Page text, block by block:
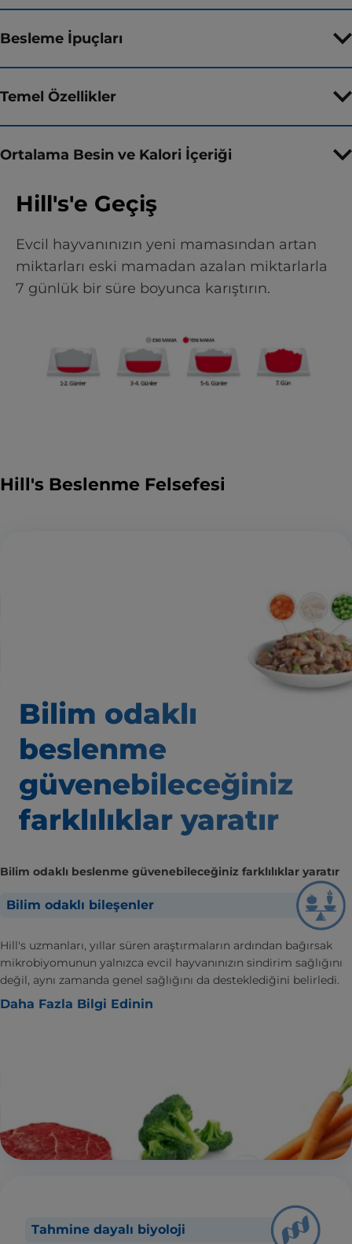
Besleme İpuçları
Temel Özellikler
Ortalama Besin ve Kalori İçeriği
Hill's'e Geçiş
Evcil hayvanınızın yeni mamasından artan
miktarları eski mamadan azalan miktarlarla
7 günlük bir süre boyunca karıştırın.
Hill's Beslenme Felsefesi
Bilim odaklı
beslenme
güvenebileceğiniz
farklılıklar yaratır
Bilim odaklı beslenme güvenebileceğiniz farklılıklar yaratır
Bilim odaklı bileşenler
Hill's uzmanları, yıllar süren araştırmaların ardından bağırsak
mikrobiyomunun yalnızca evcil hayvanınızın sindirim sağlığını
değil, aynı zamanda genel sağlığını da desteklediğini belirledi.
Daha Fazla Bilgi Edinin
Tahmine dayalı biyoloji